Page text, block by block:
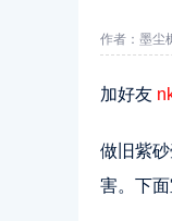
作者：墨尘
加好友
做旧紫
害。下